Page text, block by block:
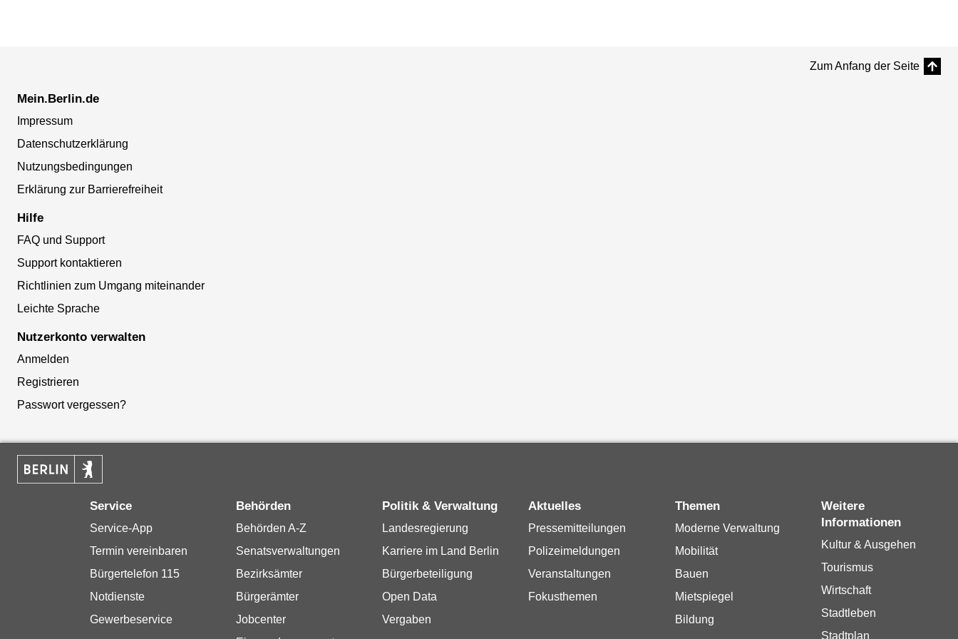
Zum Anfang der Seite
Mein.Berlin.de
Impressum
Datenschutzerklärung
Nutzungsbedingungen
Erklärung zur Barrierefreiheit
Hilfe
FAQ und Support
Support kontaktieren
Richtlinien zum Umgang miteinander
Leichte Sprache
Nutzerkonto verwalten
Anmelden
Registrieren
Passwort vergessen?
Service
Service-App
Termin vereinbaren
Bürgertelefon 115
Notdienste
Gewerbeservice
Behörden
Behörden A-Z
Senatsverwaltungen
Bezirksämter
Bürgerämter
Jobcenter
Politik & Verwaltung
Landesregierung
Karriere im Land Berlin
Bürgerbeteiligung
Open Data
Vergaben
Aktuelles
Pressemitteilungen
Polizeimeldungen
Veranstaltungen
Fokusthemen
Themen
Moderne Verwaltung
Mobilität
Bauen
Mietspiegel
Bildung
Weitere
Informationen
Kultur & Ausgehen
Tourismus
Wirtschaft
Stadtleben
Stadtplan